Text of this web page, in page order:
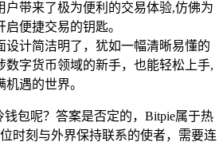
户带来了极为便利的交易体验,仿佛为
便捷交易的钥匙。
设计简洁明了，犹如一幅清晰易懂的
数字货币领域的新手，也能轻松上手,
遇的世界。
钱包呢？答案是否定的，Bitpie属于热
时刻与外界保持联系的使者，需要连